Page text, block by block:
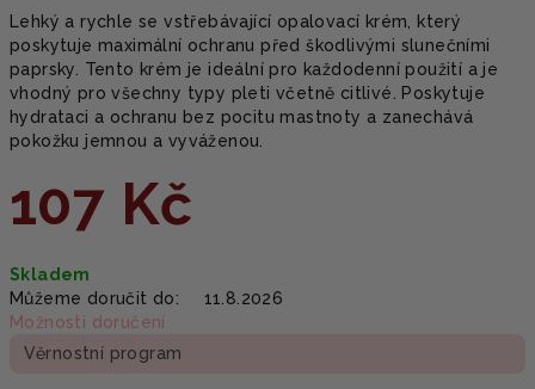
Lehký a rychle se vstřebávající opalovací krém, který
poskytuje maximální ochranu před škodlivými slunečními
paprsky. Tento krém je ideální pro každodenní použití a je
vhodný pro všechny typy pleti včetně citlivé. Poskytuje
hydrataci a ochranu bez pocitu mastnoty a zanechává
pokožku jemnou a vyváženou.
107 Kč
cena:
Skladem
Můžeme doručit do:
11.8.2026
Možnosti doručení
Věrnostní program